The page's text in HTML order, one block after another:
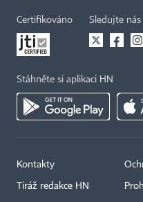
Certifikováno Sledujte nás
Stáhněte si aplikaci HN
Kontakty
Tiráž redakce HN